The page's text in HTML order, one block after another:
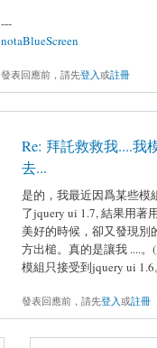
---
notaBlueScreen
發表回應前，請先登入或註冊
Re: 拜託救救我....我
去...
是的，我最近因爲某些模
了jquery ui 1.7, 結果用著
美好的時候，卻又發現別
方出槌。真的是讓我 ....
模組只接受到jquery ui 1.6
發表回應前，請先登入或註冊